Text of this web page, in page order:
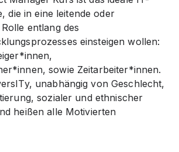
die in eine leitende oder
entlang des
einsteigen wollen:
sowie Zeitarbeiter*innen.
unabhängig von Geschlecht,
sozialer und ethnischer
heißen alle Motivierten